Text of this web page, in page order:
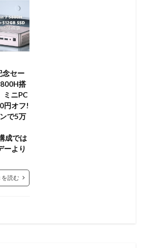
念セー
搭
ミニPC
円オフ!
で5万
成では
ーより
を読む